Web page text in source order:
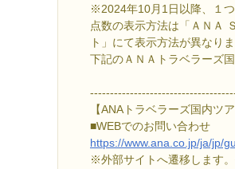
※2024年10月1日以降、１
点数の表示方法は「ＡＮＡ
ト」にて表示方法が異なり
下記のＡＮＡトラベラーズ
【ANAトラベラーズ国内ツ
■WEBでのお問い合わせ
https://www.ana.co.jp/ja/jp/
※外部サイトへ遷移します